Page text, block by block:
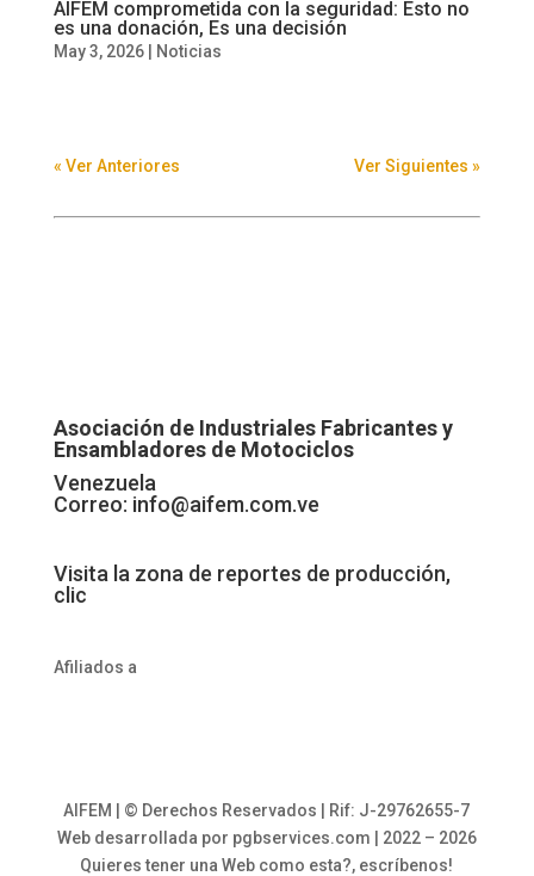
AIFEM comprometida con la seguridad: Esto no
es una donación, Es una decisión
May 3, 2026| Noticias
« Ver Anteriores Ver Siguientes »
Asociación de Industriales Fabricantes y
Ensambladores de Motociclos
Venezuela
Correo: info@aifem.com.ve
Visita la zona de reportes de producción,
clic
Afiliados a
AIFEM | © Derechos Reservados | Rif: J-29762655-7
Web desarrollada por pgbservices.com | 2022 – 2026
Quieres tener una Web como esta?, escríbenos!